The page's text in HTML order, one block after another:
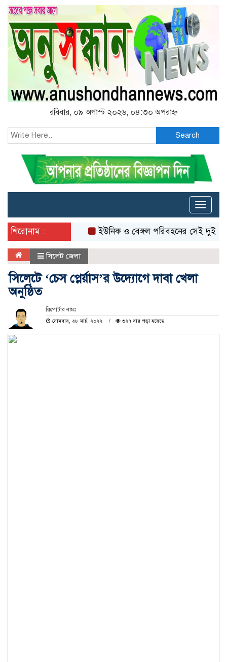
রবিবার, ০৯ অগাস্ট ২০২৬, ০৪:৩০ অপরাহ্ন
Search
Toggle
শিরোনাম :
ইউনিক ও বেঙ্গল পরিবহনের সেই দুই বাসের
সিলেট জেলা
সিলেটে ‘চেস প্লের্য়াস’র উদ্যোগে দাবা খেলা
অনুষ্ঠিত
রিপোর্টার নামঃ
সোমবার, ২৮ মার্চ, ২০২২
৩২৭ বার পড়া হয়েছে